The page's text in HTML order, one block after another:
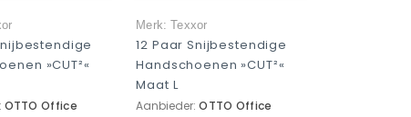
»CUT²«
OTTO Office
Merk: Texxor
12 Paar Snijbestendige
Handschoenen »CUT²«
Maat L
Aanbieder:OTTO Office